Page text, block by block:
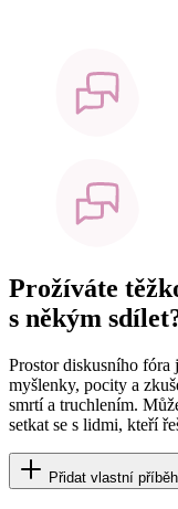
Prožíváte
s někým
Prostor diskusního fóra
myšlenky, pocity a
smrtí a truchlením.
setkat se s lidmi, kteří
Přidat vlastní příběh